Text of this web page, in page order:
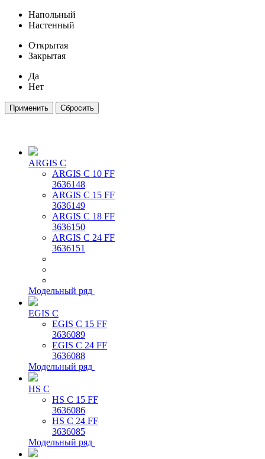
Напольный
Настенный
Открытая
Закрытая
Да
Нет
ARGIS C
ARGIS C 10 FF
3636148
ARGIS C 15 FF
3636149
ARGIS C 18 FF
3636150
ARGIS C 24 FF
3636151
Модельный ряд
EGIS C
EGIS C 15 FF
3636089
EGIS C 24 FF
3636088
Модельный ряд
HS C
HS C 15 FF
3636086
HS C 24 FF
3636085
Модельный ряд